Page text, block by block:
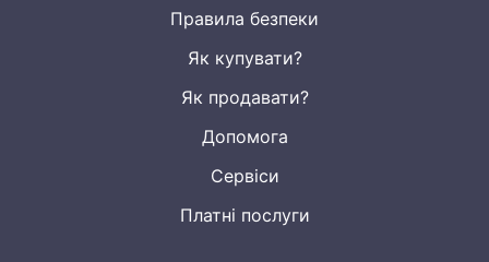
Правила безпеки
Як купувати?
Як продавати?
Допомога
Сервіси
Платні послуги